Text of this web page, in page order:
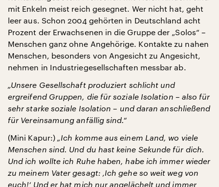
mit Enkeln meist reich gesegnet. Wer nicht hat, geht
leer aus. Schon 2004 gehörten in Deutschland acht
Prozent der Erwachsenen in die Gruppe der „Solos“ –
Menschen ganz ohne Angehörige. Kontakte zu nahen
Menschen, besonders von Angesicht zu Angesicht,
nehmen in Industriegesellschaften messbar ab.
„Unsere Gesellschaft produziert schlicht und
ergreifend Gruppen, die für soziale Isolation – also für
sehr starke soziale Isolation – und daran anschließend
für Vereinsamung anfällig sind.“
(Mini Kapur:) „Ich komme aus einem Land, wo viele
Menschen sind. Und du hast keine Sekunde für dich.
Und ich wollte ich Ruhe haben, habe ich immer wieder
zu meinem Vater gesagt: ‚Ich gehe so weit weg von
euch!‘ Und er hat mich nur angelächelt und immer